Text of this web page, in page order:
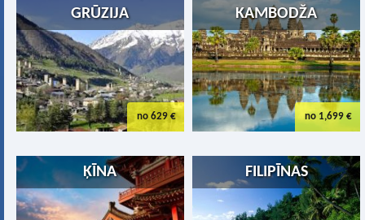
no 629 €
GRŪZIJA
no 1,699 €
KAMBODŽA
ĶĪNA FILIPĪNAS